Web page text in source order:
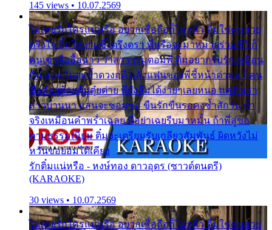
145 views • 10.07.2569
ไม่เคยรักใครแน่หรือ อยากเชื่อถือก็ไม่กล้า ติ๋มใช่คนสวย
ตรึงใจ ติ๋มใช่งามซึ้งตรึงตรา พี่หรือจะมาหมายร่วมชีวี ก็
คนเขาลืออื้อฉาว ว่าสาวๆรุมตอมพี่ ติ๋มอยากรับรักเหมือน
กัน แต่หวั่นจะช้ำดวงฤดี กลัวแฟนของพี่ชี้หน้าด่าทอ ก็คน
ชื่อต๋อยต้อยตุ้มตุ๋ยต่าย พี่ยังลืมได้ง่ายๆเลยหนอ แค่ตัวเรา
สาวบ้านนา แสนจะซอมซ่อ ขืนรักขืนรอคงช้ำสักวัน ถ้า
จริงเหมือนคำพร่ำเฉลย พี่อย่าเฉยรีบมาหมั้น ถ้าพี่สู่ขอ
ตามธรรมเนียม ติ๋มจะเตรียมรับเกลียวสัมพันธ์ ผิดหวังไม่
หวั่นขอยอมได้เคียง
รักติ๋มแน่หรือ - หงษ์ทอง ดาวอุดร (ซาวด์ดนตรี)
(KARAOKE)
30 views • 10.07.2569
ไม่เคยรักใครแน่หรือ อยากเชื่อถือก็ไม่กล้า ติ๋มใช่คนสวย